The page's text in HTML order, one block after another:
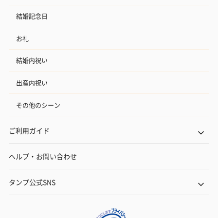
結婚記念日
お礼
結婚内祝い
出産内祝い
その他のシーン
ご利用ガイド
ヘルプ・お問い合わせ
タンプ公式SNS